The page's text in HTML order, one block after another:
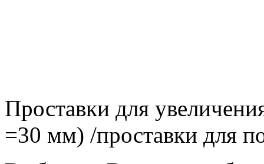
Проставки для
=30 мм) /проставки для